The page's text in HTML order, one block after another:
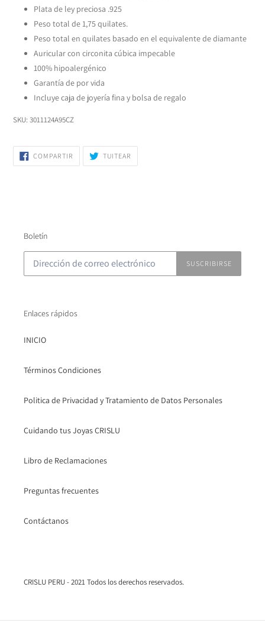
carrito
Plata de ley preciosa .925
Peso total de 1,75 quilates.
Peso total en quilates basado en el equivalente de diamante
Auricular con circonita cúbica impecable
100% hipoalergénico
Garantía de por vida
Incluye caja de joyería fina y bolsa de regalo
SKU: 3011124A95CZ
COMPARTIR COMPARTIR
FACEBOOK
TUITEAR
TWITTER
Boletín
SUSCRIBIRSE
Enlaces rápidos
INICIO
Términos Condiciones
Politica de Privacidad y Tratamiento de Datos Personales
Cuidando tus Joyas CRISLU
Libro de Reclamaciones
Preguntas frecuentes
Contáctanos
CRISLU PERU - 2021 Todos los derechos reservados.